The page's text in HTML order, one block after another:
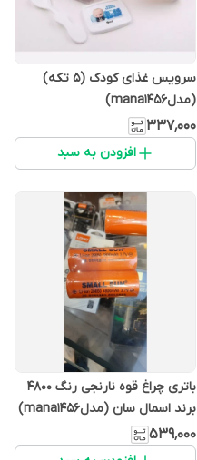
سرویس غذای کودک (5 تکه)
(مدلmana1456)
۳۳۷٬۰۰۰
افزودن به سبد
باتری چراغ قوه نارنجی رنگ 4800
برند اسمال سان (مدلmana1456)
۵۳۹٬۰۰۰